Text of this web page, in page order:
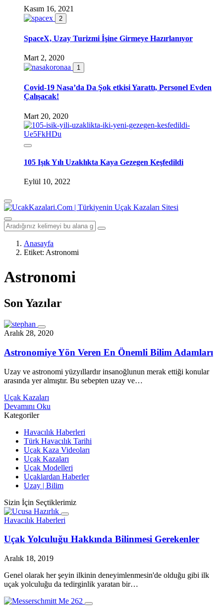
Kasım 16, 2021
2
SpaceX, Uzay Turizmi İşine Girmeye Hazırlanıyor
Mart 2, 2020
1
Covid-19 Nasa’da Da Şok etkisi Yarattı, Personel Evden
Çalışacak!
Mart 20, 2020
105 Işık Yılı Uzaklıkta Kaya Gezegen Keşfedildi
Eylül 10, 2022
Anasayfa
Etiket: Astronomi
Astronomi
Son Yazılar
Aralık 28, 2020
Astronomiye Yön Veren En Önemli Bilim Adamları
Uzay ve astronomi yüzyıllardır insanoğlunun merak ettiği konular
arasında yer almıştır. Bu sebepten uzay ve…
Uçak Kazaları
Devamını Oku
Kategoriler
Havacılık Haberleri
Türk Havacılık Tarihi
Uçak Kaza Videoları
Uçak Kazaları
Uçak Modelleri
Uçaklardan Haberler
Uzay | Bilim
Sizin İçin Seçtiklerimiz
Havacılık Haberleri
Uçak Yolculuğu Hakkında Bilinmesi Gerekenler
Aralık 18, 2019
Genel olarak her şeyin ilkinin deneyimlenmesin'de olduğu gibi ilk
uçak yolculuğu da tedirginlik yaratan bir…